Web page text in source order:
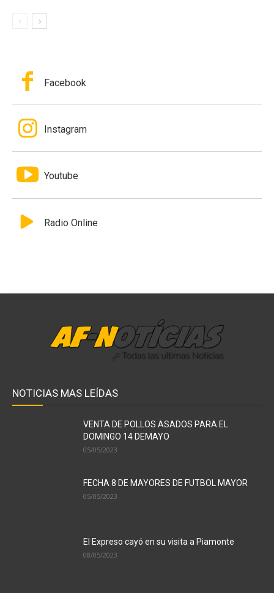
Facebook
Instagram
Youtube
Radio Online
NOTICIAS MAS LEÍDAS
VENTA DE POLLOS ASADOS PARA EL
DOMINGO 14 DEMAYO
05/05/2023
FECHA 8 DE MAYORES DE FUTBOL MAYOR
05/05/2023
El Expreso cayó en su visita a Piamonte
08/05/2023